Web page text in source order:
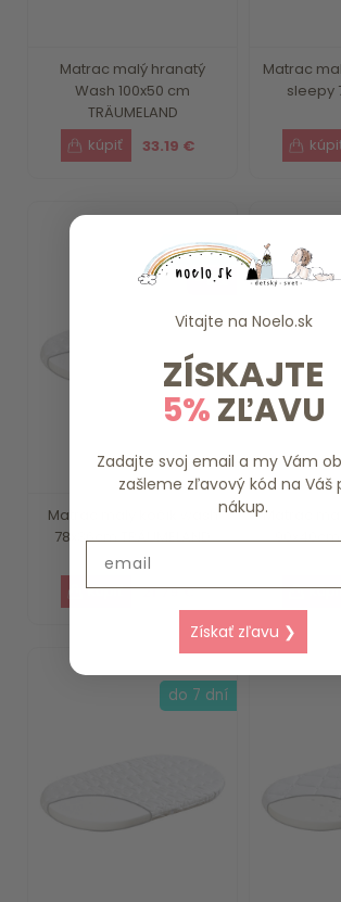
Matrac malý hranatý
Wash 100x50 cm
TRÄUMELAND
33.19 €
Matrac
sleepy
Matrac malý kočík wash
78x36cm TRÄUMELAND
21.79 €
do 7 dní
- 8 %
Matrac
90x40cm
do 7 dní
Vitajte na Noelo.sk
ZÍSKAJTE
5%ZĽAVU
Zadajte svoj email a my Vám
zašleme zľavový kód na Váš
nákup.
Získať zľavu ❯